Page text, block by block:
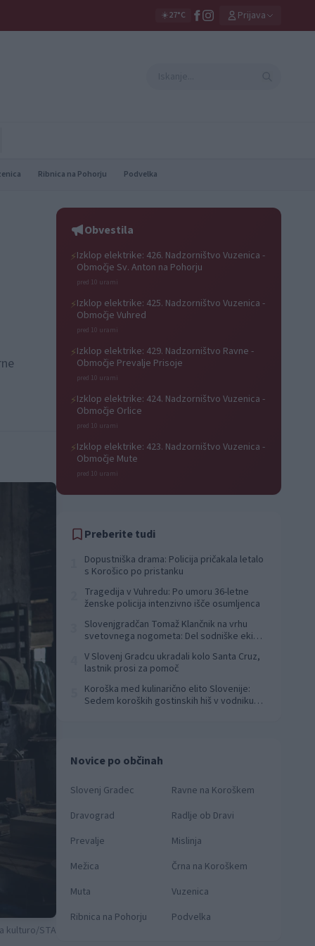
☀️27°C Prijava
Ribnica na Pohorju Podvelka
kulturo/STA
Obvestila
⚡Izklop elektrike: 426. Nadzorništvo Vuzenica -
Območje Sv. Anton na Pohorju
pred 10 urami
⚡Izklop elektrike: 425. Nadzorništvo Vuzenica -
Območje Vuhred
pred 10 urami
⚡Izklop elektrike: 429. Nadzorništvo Ravne -
Območje Prevalje Prisoje
pred 10 urami
⚡Izklop elektrike: 424. Nadzorništvo Vuzenica -
Območje Orlice
pred 10 urami
⚡Izklop elektrike: 423. Nadzorništvo Vuzenica -
Območje Mute
pred 10 urami
Preberite tudi
Dopustniška drama: Policija pričakala letalo
s Korošico po pristanku
Tragedija v Vuhredu: Po umoru 36-letne
ženske policija intenzivno išče osumljenca
Slovenjgradčan Tomaž Klančnik na vrhu
svetovnega nogometa: Del sodniške ekipe
V Slovenj Gradcu ukradali kolo Santa Cruz,
lastnik prosi za pomoč
Koroška med kulinarično elito Slovenije:
Sedem koroških gostinskih hiš v vodniku
Novice po občinah
Slovenj Gradec
Ravne na Koroškem
Dravograd
Radlje ob Dravi
Prevalje
Mislinja
Mežica
Črna na Koroškem
Muta
Vuzenica
Ribnica na Pohorju
Podvelka